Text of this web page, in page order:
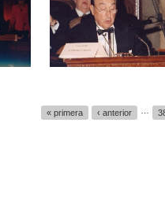
« primera ‹ anterior